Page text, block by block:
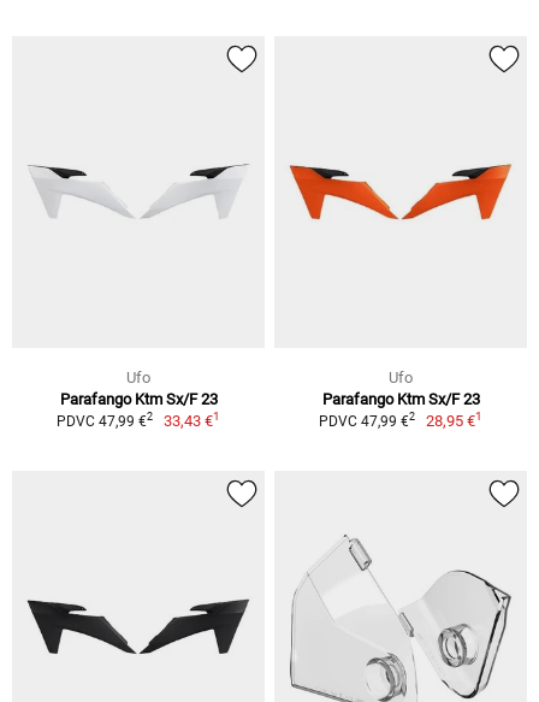
Ufo
Parafango Ktm Sx/F 23
PDVC 47,99 €2 33,43 €1
Ufo
Parafango Ktm Sx/F 23
PDVC 47,99 €2 28,95 €1